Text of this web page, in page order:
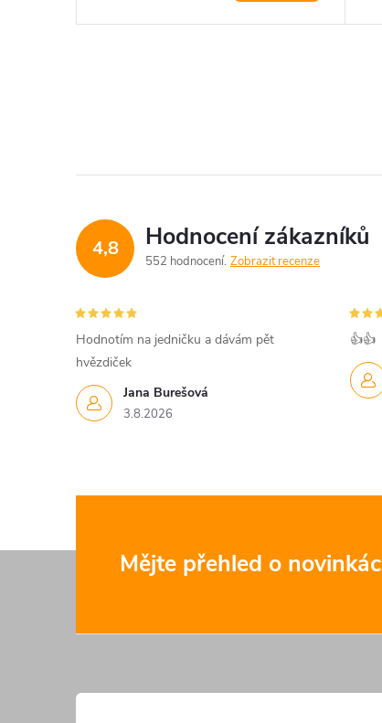
4,8 Hodnocení zákazníků
552 hodnocení Zobrazit recenze
Jana Burešová
3.8.2026
Hodnotím na jedničku a dávám pět
hvězdiček
👍👍
Mějte přehled o